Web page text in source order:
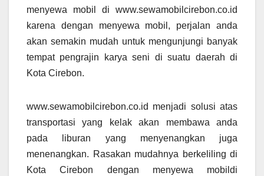
menyewa mobil di www.sewamobilcirebon.co.id
karena dengan menyewa mobil, perjalan anda
akan semakin mudah untuk mengunjungi banyak
tempat pengrajin karya seni di suatu daerah di
Kota Cirebon.
www.sewamobilcirebon.co.id menjadi solusi atas
transportasi yang kelak akan membawa anda
pada liburan yang menyenangkan juga
menenangkan. Rasakan mudahnya berkeliling di
Kota Cirebon dengan menyewa mobildi